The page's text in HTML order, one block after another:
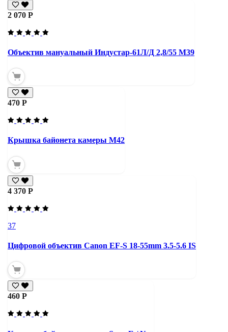
2 070 Р
Объектив мануальный Индустар-61Л/Д 2,8/55 М39
470 Р
Крышка байонета камеры М42
4 370 Р
37
Цифровой объектив Canon EF-S 18-55mm 3.5-5.6 IS
460 Р